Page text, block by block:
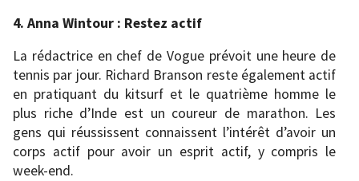
4. Anna Wintour : Restez actif
La rédactrice en chef de Vogue prévoit une heure de
tennis par jour. Richard Branson reste également actif
en pratiquant du kitsurf et le quatrième homme le
plus riche d’Inde est un coureur de marathon. Les
gens qui réussissent connaissent l’intérêt d’avoir un
corps actif pour avoir un esprit actif, y compris le
week-end.